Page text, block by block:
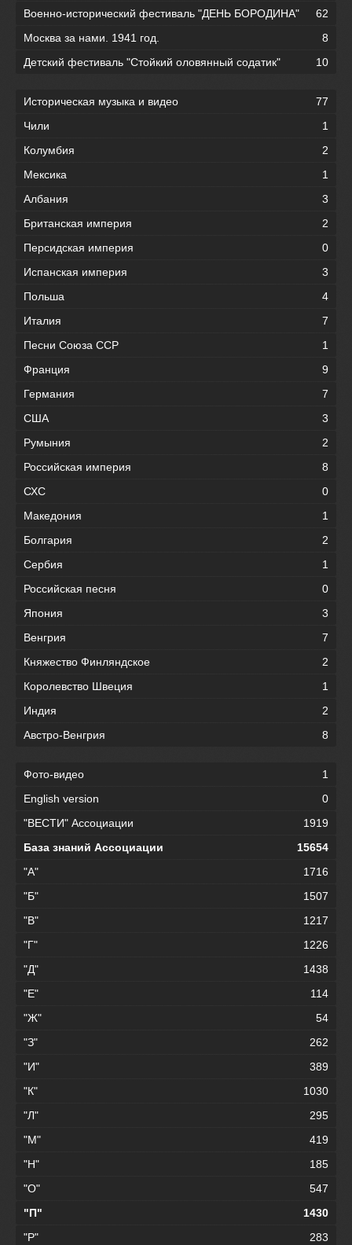
Военно-исторический фестиваль "ДЕНЬ БОРОДИНА"
62
Москва за нами. 1941 год.
8
Детский фестиваль "Стойкий оловянный содатик"
10
Историческая музыка и видео
77
Чили
1
Колумбия
2
Мексика
1
Албания
3
Британская империя
2
Персидская империя
0
Испанская империя
3
Польша
4
Италия
7
Песни Союза ССР
1
Франция
9
Германия
7
США
3
Румыния
2
Российская империя
8
СХС
0
Македония
1
Болгария
2
Сербия
1
Российская песня
0
Япония
3
Венгрия
7
Княжество Финляндское
2
Королевство Швеция
1
Индия
2
Австро-Венгрия
8
Фото-видео
1
English version
0
"ВЕСТИ" Ассоциации
1919
База знаний Ассоциации
15654
"А"
1716
"Б"
1507
"В"
1217
"Г"
1226
"Д"
1438
"Е"
114
"Ж"
54
"З"
262
"И"
389
"К"
1030
"Л"
295
"М"
419
"Н"
185
"О"
547
"П"
1430
"Р"
283